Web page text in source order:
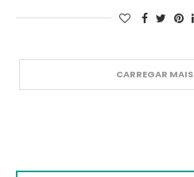
CARREGAR